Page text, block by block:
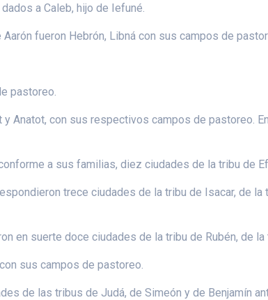
a Caleb, hijo de Iefuné.
fueron Hebrón, Libná con sus campos de
pastoreo.
y Anatot, con sus respectivos campos de pastoreo.
a sus familias, diez ciudades de la tribu de
trece ciudades de la tribu de Isacar, de
en suerte doce ciudades de la tribu de Rubén, de la
sus campos de pastoreo.
de las tribus de Judá, de Simeón y de Benjamín